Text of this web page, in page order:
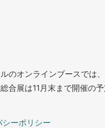
のオンラインブースで
合展は11月末まで開催の
シーポリシー